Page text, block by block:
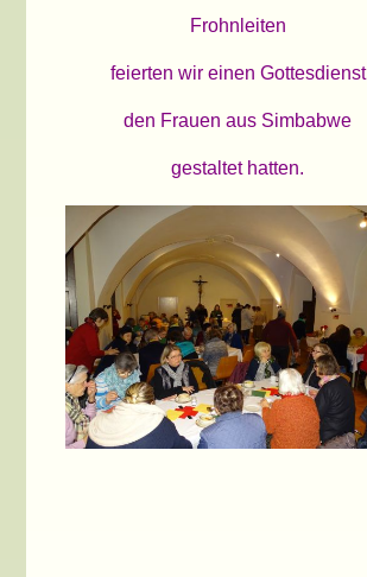
Frohnleiten
feierten wir einen Gottesdienst
den Frauen aus Simbabwe
gestaltet hatten.